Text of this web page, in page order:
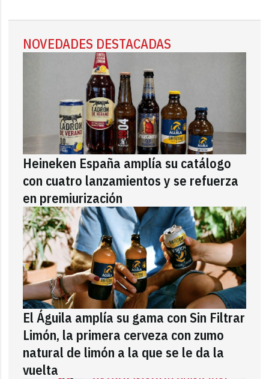
NOVEDADES DESTACADAS
Heineken España amplía su catálogo
con cuatro lanzamientos y se refuerza
en premiurización
El Águila amplía su gama con Sin Filtrar
Limón, la primera cerveza con zumo
natural de limón a la que se le da la
vuelta